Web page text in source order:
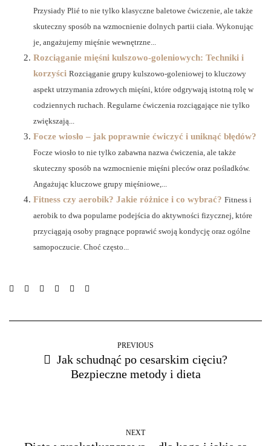
Przysiady Plié to nie tylko klasyczne baletowe ćwiczenie, ale także
skuteczny sposób na wzmocnienie dolnych partii ciała. Wykonując
je, angażujemy mięśnie wewnętrzne...
Rozciąganie mięśni kulszowo-goleniowych: Techniki i
korzyści Rozciąganie grupy kulszowo-goleniowej to kluczowy
aspekt utrzymania zdrowych mięśni, które odgrywają istotną rolę w
codziennych ruchach. Regularne ćwiczenia rozciągające nie tylko
zwiększają...
Focze wiosło – jak poprawnie ćwiczyć i uniknąć błędów?
Focze wiosło to nie tylko zabawna nazwa ćwiczenia, ale także
skuteczny sposób na wzmocnienie mięśni pleców oraz pośladków.
Angażując kluczowe grupy mięśniowe,...
Fitness czy aerobik? Jakie różnice i co wybrać? Fitness i
aerobik to dwa popularne podejścia do aktywności fizycznej, które
przyciągają osoby pragnące poprawić swoją kondycję oraz ogólne
samopoczucie. Choć często...
PREVIOUS
Jak schudnąć po cesarskim cięciu?
Bezpieczne metody i dieta
NEXT